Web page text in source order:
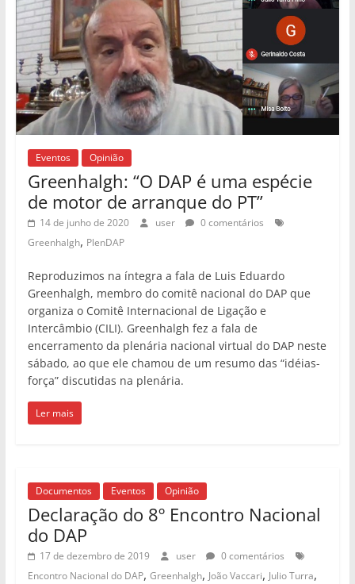
Eventos Opinião
Greenhalgh: “O DAP é uma espécie
de motor de arranque do PT”
14 de junho de 2020 user
0 comentários
Greenhalgh, PlenDAP
Reproduzimos na íntegra a fala de Luis Eduardo
Greenhalgh, membro do comitê nacional do DAP que
organiza o Comitê Internacional de Ligação e
Intercâmbio (CILI). Greenhalgh fez a fala de
encerramento da plenária nacional virtual do DAP neste
sábado, ao que ele chamou de um resumo das “idéias-
força” discutidas na plenária.
Ler mais
Documentos Eventos Opinião
Declaração do 8º Encontro Nacional
do DAP
17 de dezembro de 2019 user
0 comentários
Encontro Nacional do DAP, Greenhalgh, João Vaccari, Julio Turra,